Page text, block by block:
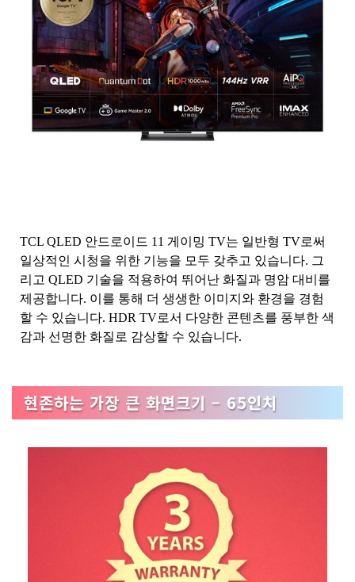
TCL QLED 안드로이드 11 게이밍 TV는 일반형 TV로써
일상적인 시청을 위한 기능을 모두 갖추고 있습니다. 그
리고 QLED 기술을 적용하여 뛰어난 화질과 명암 대비를
제공합니다. 이를 통해 더 생생한 이미지와 환경을 경험
할 수 있습니다. HDR TV로서 다양한 콘텐츠를 풍부한 색
감과 선명한 화질로 감상할 수 있습니다.
현존하는 가장 큰 화면크기 – 65인치